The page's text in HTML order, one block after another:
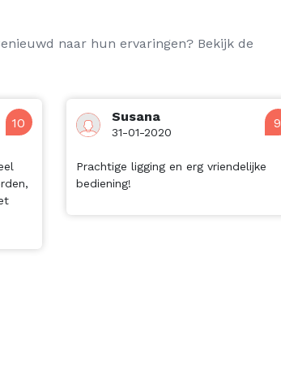
naar hun ervaringen? Bekijk de
10 Susana
31-01-2020
9
Prachtige ligging en erg vriendelijke
bediening!